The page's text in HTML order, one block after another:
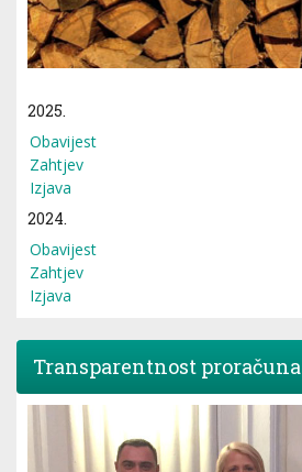
2025.
Obavijest
Zahtjev
Izjava
2024.
Obavijest
Zahtjev
Izjava
Transparentnost proračuna